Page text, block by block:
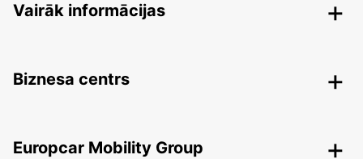
Vairāk informācijas
Biznesa centrs
Europcar Mobility Group